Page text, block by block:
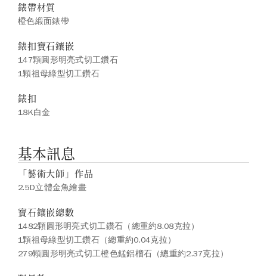
錶帶材質
橙色緞面錶帶
錶扣寶石鑲嵌
147顆圓形明亮式切工鑽石
1顆祖母綠型切工鑽石
錶扣
18K白金
基本訊息
「藝術大師」作品
2.5D立體金魚繪畫
寶石鑲嵌總數
1482顆圓形明亮式切工鑽石（總重約8.08克拉）
1顆祖母綠型切工鑽石（總重約0.04克拉）
279顆圓形明亮式切工橙色錳鋁榴石（總重約2.37克拉）